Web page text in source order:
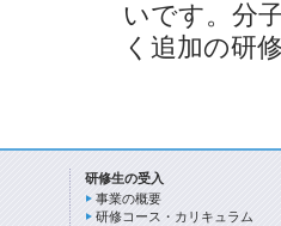
いです。分
く追加の研
研修生の受入
事業の概要
研修コース・カリキュラム